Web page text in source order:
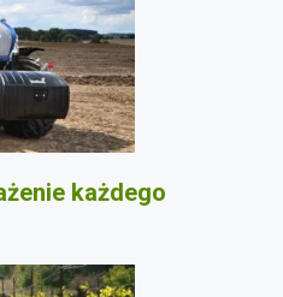
każdego